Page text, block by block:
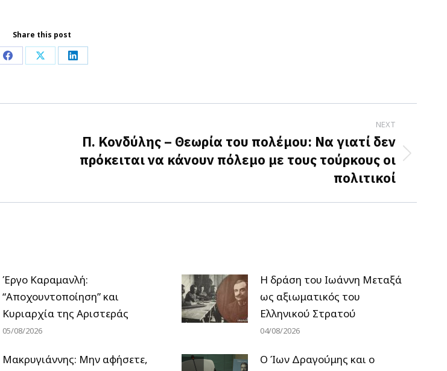
Share this post
Share
Facebook
Share
X
Share
LinkedIn
NEXT
Next
Π. Κονδύλης – Θεωρία του πολέμου: Να γιατί δεν
πρόκειται να κάνουν πόλεμο με τους τούρκους οι
πολιτικοί
Έργο Καραμανλή:
“Αποχουντοποίηση” και
Κυριαρχία της Αριστεράς
05/08/2026
H δράση του Ιωάννη Μεταξά
ως αξιωματικός του
Ελληνικού Στρατού
04/08/2026
Μακρυγιάννης: Μην αφήσετε,
Ο Ίων Δραγούμης και ο